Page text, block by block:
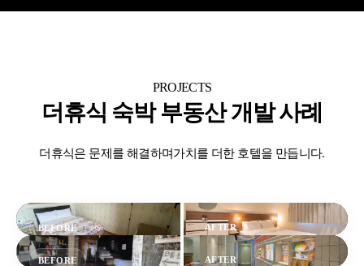
PROJECTS
더휴식 숙박 부동산 개발 사례
더휴식은 문제를 해결하며가치를 더한 호텔을 만듭니다.
BEFORE AFTER
BEFORE AFTER